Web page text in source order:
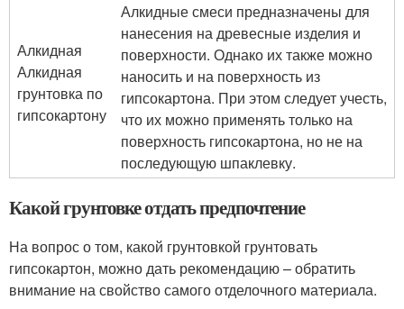
Алкидная
Алкидная
грунтовка по
гипсокартону
Алкидные смеси предназначены для
нанесения на древесные изделия и
поверхности. Однако их также можно
наносить и на поверхность из
гипсокартона. При этом следует учесть,
что их можно применять только на
поверхность гипсокартона, но не на
последующую шпаклевку.
Какой грунтовке отдать предпочтение
На вопрос о том, какой грунтовкой грунтовать
гипсокартон, можно дать рекомендацию – обратить
внимание на свойство самого отделочного материала.